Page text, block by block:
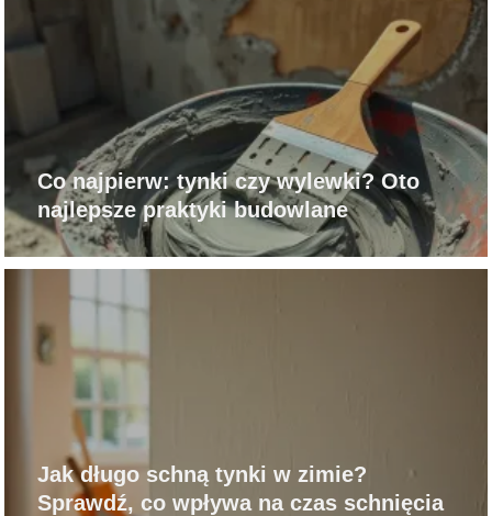
Co najpierw: tynki czy wylewki? Oto
najlepsze praktyki budowlane
Jak długo schną tynki w zimie?
Sprawdź, co wpływa na czas schnięcia